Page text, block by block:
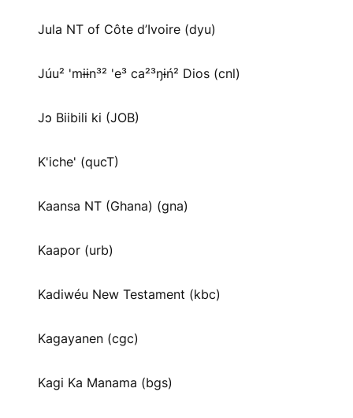
Jula NT of Côte d’Ivoire (dyu)
Júu² 'mɨɨn³² 'e³ ca²³ŋɨń² Dios (cnl)
Jɔ Biibili ki (JOB)
K'iche' (qucT)
Kaansa NT (Ghana) (gna)
Kaapor (urb)
Kadiwéu New Testament (kbc)
Kagayanen (cgc)
Kagi Ka Manama (bgs)